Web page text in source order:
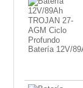
Batería 12V/